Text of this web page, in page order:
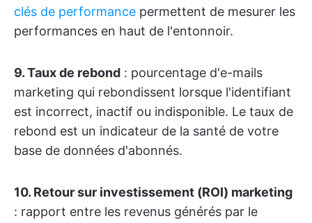
clés de performance permettent de mesurer les
performances en haut de l'entonnoir.
9. Taux de rebond : pourcentage d'e-mails
marketing qui rebondissent lorsque l'identifiant
est incorrect, inactif ou indisponible. Le taux de
rebond est un indicateur de la santé de votre
base de données d'abonnés.
10. Retour sur investissement (ROI) marketing
: rapport entre les revenus générés par le